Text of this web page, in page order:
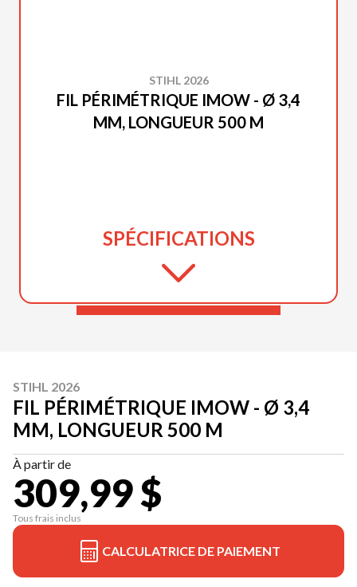
STIHL 2026
FIL PÉRIMÉTRIQUE IMOW - Ø 3,4
MM, LONGUEUR 500 M
SPÉCIFICATIONS
STIHL 2026
FIL PÉRIMÉTRIQUE IMOW - Ø 3,4
MM, LONGUEUR 500 M
À partir de
309,99 $
Tous frais inclus
CALCULATRICE DE PAIEMENT